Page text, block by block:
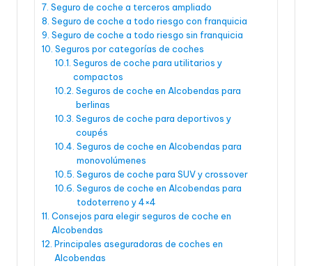
Seguro de coche a terceros ampliado
Seguro de coche a todo riesgo con franquicia
Seguro de coche a todo riesgo sin franquicia
Seguros por categorías de coches
Seguros de coche para utilitarios y
compactos
Seguros de coche en Alcobendas para
berlinas
Seguros de coche para deportivos y
coupés
Seguros de coche en Alcobendas para
monovolúmenes
Seguros de coche para SUV y crossover
Seguros de coche en Alcobendas para
todoterreno y 4×4
Consejos para elegir seguros de coche en
Alcobendas
Principales aseguradoras de coches en
Alcobendas